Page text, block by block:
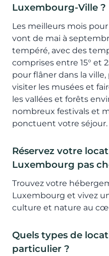
Luxembourg-Ville ?
Les meilleurs mois
vont de mai à
tempéré, avec des
comprises entre 15° et
pour flâner dans la
visiter les musées et
les vallées et forêts
nombreux festivals et
ponctuent votre séjour.
Réservez votre
Luxembourg pas
Trouvez votre
Luxembourg et vivez
culture et nature au
Quels types de
particulier ?